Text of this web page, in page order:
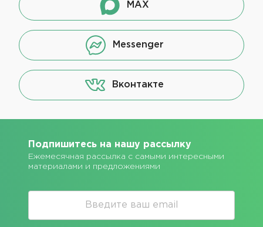
MAX
Messenger
Вконтакте
Подпишитесь на нашу рассылку
Ежемесячная рассылка с самыми интересными
материалами и предложениями